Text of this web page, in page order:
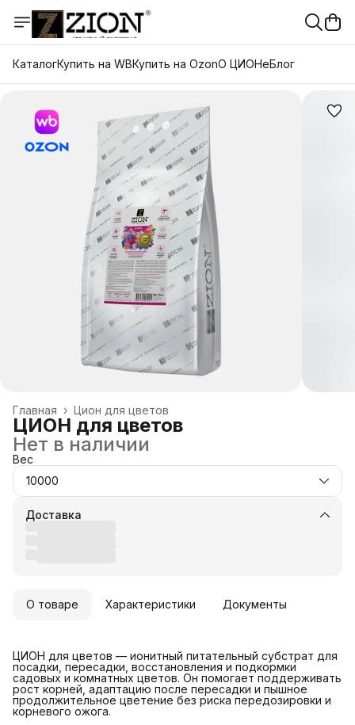
КаталогКупить на WBКупить на OzonО ЦИОНеБлог
Цион для цветов
Главная ›
ЦИОН для цветов
Нет в наличии
Вес
10000
Доставка
О товаре Характеристики Документы
ЦИОН для цветов — ионитный питательный субстрат для
посадки, пересадки, восстановления и подкормки
садовых и комнатных цветов. Он помогает поддерживать
рост корней, адаптацию после пересадки и пышное
продолжительное цветение без риска передозировки и
корневого ожога.